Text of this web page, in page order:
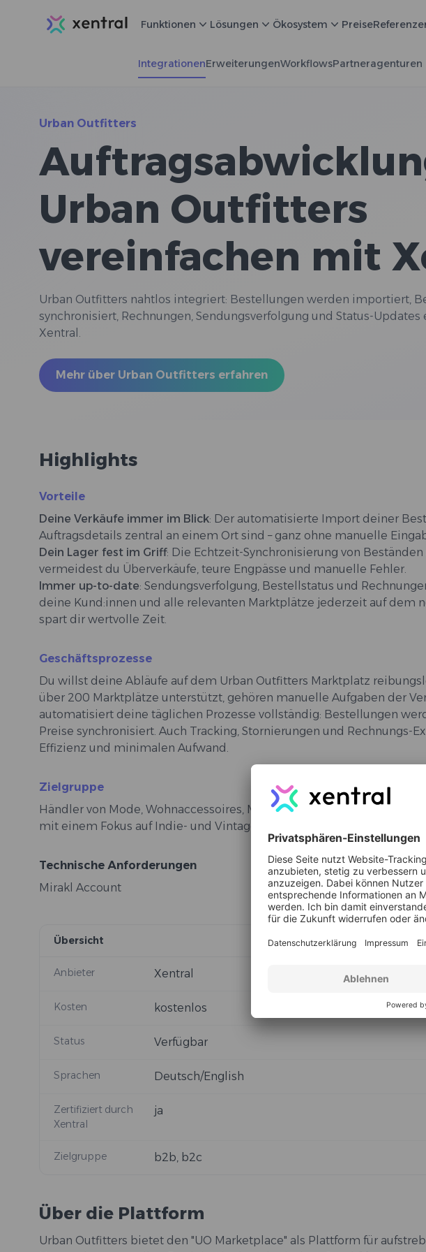
Xentral Funktionen Lösungen Ökosystem Preise
IntegrationenErweiterungenWorkflowsPartneragenturen
Urban Outfitters
Urban Outfitters
vereinfachen mit
Urban Outfitters nahtlos integriert: Bestellungen werden importiert,
synchronisiert, Rechnungen, Sendungsverfolgung und Status-
Xentral.
Mehr über Urban Outfitters erfahren
Highlights
Vorteile
Deine Verkäufe immer im Blick: Der automatisierte Import deiner
Auftragsdetails zentral an einem Ort sind – ganz ohne manuelle
Dein Lager fest im Griff: Die Echtzeit-Synchronisierung von
vermeidest du Überverkäufe, teure Engpässe und manuelle Fehler.
Immer up-to-date: Sendungsverfolgung, Bestellstatus und
deine Kund:innen und alle relevanten Marktplätze jederzeit auf dem
spart dir wertvolle Zeit.
Geschäftsprozesse
Du willst deine Abläufe auf dem Urban Outfitters Marktplatz
über 200 Marktplätze unterstützt, gehören manuelle Aufgaben der
automatisiert deine täglichen Prozesse vollständig: Bestellungen
Preise synchronisiert. Auch Tracking, Stornierungen und Rechnungs-
Effizienz und minimalen Aufwand.
Zielgruppe
Händler von Mode, Wohnaccessoires, Musik und Büchern, die eine
mit einem Fokus auf Indie- und Vintage-Ästhetik ansprechen.
Technische Anforderungen
Mirakl Account
Übersicht
Anbieter Xentral
Kosten kostenlos
Status Verfügbar
Sprachen Deutsch/English
Zertifiziert durch
Xentral
ja
Zielgruppe b2b, b2c
Über die Plattform
Urban Outfitters bietet den "UO Marketplace" als Plattform für